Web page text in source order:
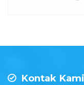
Kontak Kami